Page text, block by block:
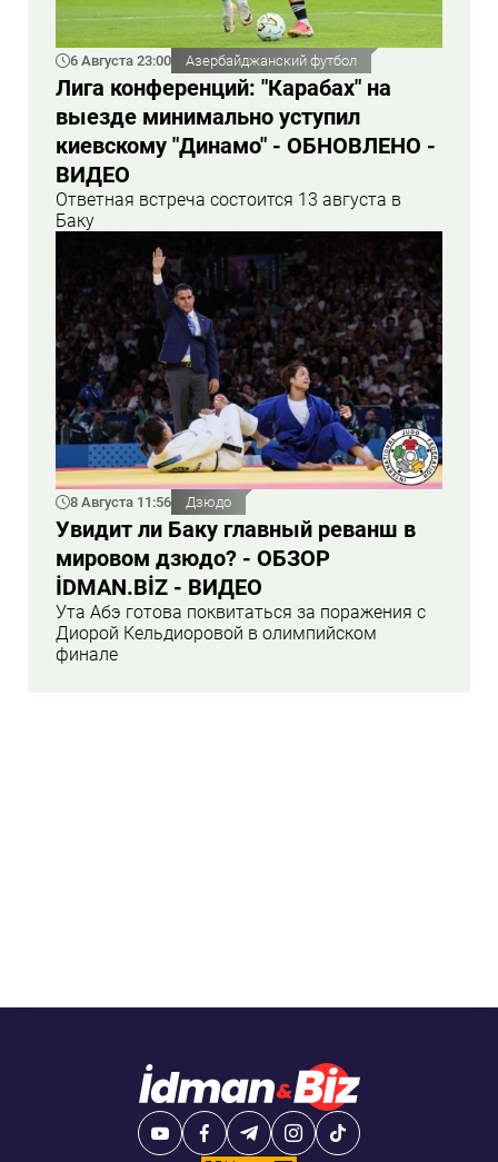
6 Августа 23:00 Азербайджанский футбол
Лига конференций: "Карабах" на
выезде минимально уступил
киевскому "Динамо" - ОБНОВЛЕНО -
ВИДЕО
Ответная встреча состоится 13 августа в
Баку
8 Августа 11:56 Дзюдо
Увидит ли Баку главный реванш в
мировом дзюдо? - ОБЗОР
İDMAN.BİZ - ВИДЕО
Ута Абэ готова поквитаться за поражения с
Диорой Кельдиоровой в олимпийском
финале